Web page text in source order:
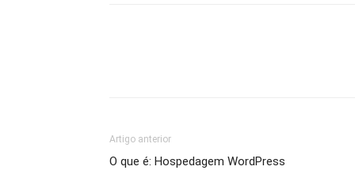
Artigo anterior
O que é: Hospedagem WordPress